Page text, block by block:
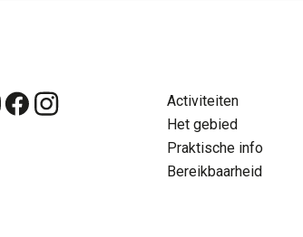
Zoeken
Activiteiten
Het gebied
Praktische info
Bereikbaarheid